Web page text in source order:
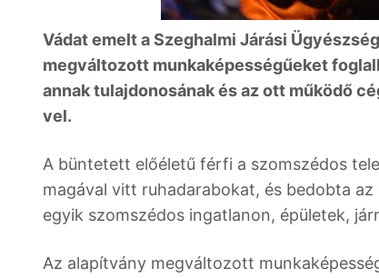
Vádat emelt a Szeghalmi Járási
megváltozott munkaképességűeket
annak tulajdonosának és az ott működő
vel.
A büntetett előéletű férfi a szomszédos
magával vitt ruhadarabokat, és bedobta
egyik szomszédos ingatlanon, épületek,
Az alapítvány megváltozott